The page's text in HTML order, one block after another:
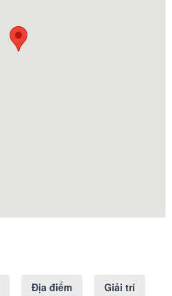
Địa điểm Giải trí